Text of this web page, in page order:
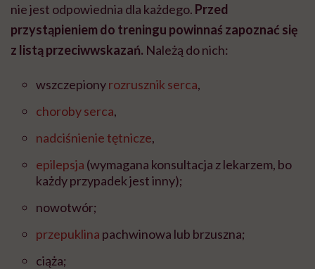
nie jest odpowiednia dla każdego. Przed
przystąpieniem do treningu powinnaś zapoznać się
z listą przeciwwskazań. Należą do nich:
wszczepionyrozrusznik serca,
choroby serca,
nadciśnienie tętnicze,
epilepsja (wymagana konsultacja z lekarzem, bo
każdy przypadek jest inny);
nowotwór;
przepuklina pachwinowa lub brzuszna;
ciąża;